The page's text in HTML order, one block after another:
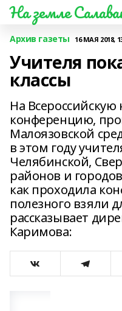
На земле
Архив газеты 16 МАЯ 2018,
Учителя
классы
На
конференцию,
Малоязовской
в этом году
Челябинской,
районов и
как проходила
полезного взяли
рассказывает
Каримова: